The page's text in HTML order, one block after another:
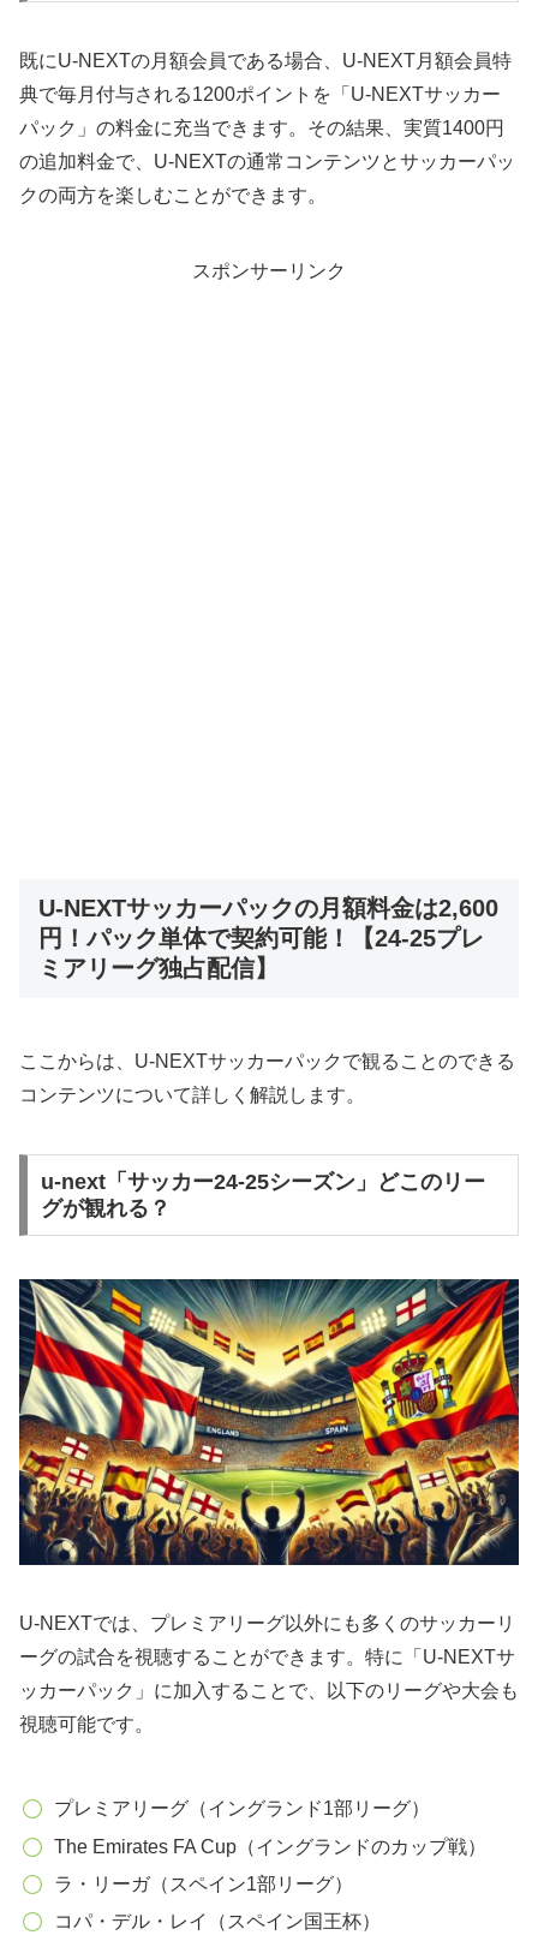
既にU-NEXTの月額会員である場合、U-NEXT月額会員特
典で毎月付与される1200ポイントを「U-NEXTサッカー
パック」の料金に充当できます。その結果、実質1400円
の追加料金で、U-NEXTの通常コンテンツとサッカーパッ
クの両方を楽しむことができます。
スポンサーリンク
U-NEXTサッカーパックの月額料金は2,600
円！パック単体で契約可能！【24-25プレ
ミアリーグ独占配信】
ここからは、U-NEXTサッカーパックで観ることのできる
コンテンツについて詳しく解説します。
u-next「サッカー24-25シーズン」どこのリー
グが観れる？
U-NEXTでは、プレミアリーグ以外にも多くのサッカーリ
ーグの試合を視聴することができます。特に「U-NEXTサ
ッカーパック」に加入することで、以下のリーグや大会も
視聴可能です。
プレミアリーグ（イングランド1部リーグ）
The Emirates FA Cup（イングランドのカップ戦）
ラ・リーガ（スペイン1部リーグ）
コパ・デル・レイ（スペイン国王杯）